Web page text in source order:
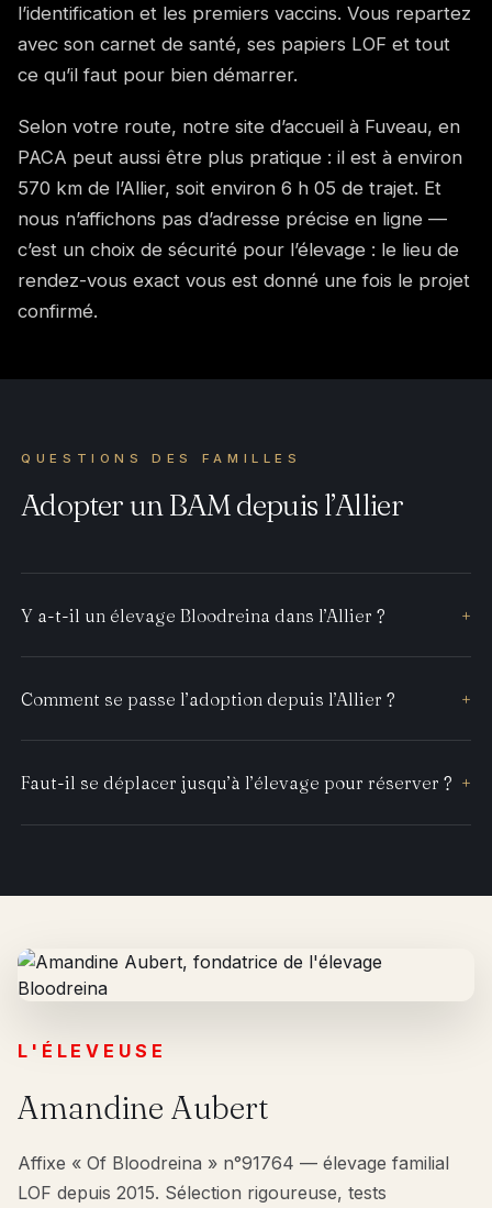
l’identification et les premiers vaccins. Vous repartez
avec son carnet de santé, ses papiers LOF et tout
ce qu’il faut pour bien démarrer.
Selon votre route, notre site d’accueil à Fuveau, en
PACA peut aussi être plus pratique : il est à environ
570 km de l’Allier, soit environ 6 h 05 de trajet. Et
nous n’affichons pas d’adresse précise en ligne —
c’est un choix de sécurité pour l’élevage : le lieu de
rendez-vous exact vous est donné une fois le projet
confirmé.
QUESTIONS DES FAMILLES
Adopter un BAM depuis l’Allier
Y a-t-il un élevage Bloodreina dans l’Allier ? +
Comment se passe l’adoption depuis l’Allier ? +
Faut-il se déplacer jusqu’à l’élevage pour réserver ? +
L'ÉLEVEUSE
Amandine Aubert
Affixe « Of Bloodreina » n°91764 — élevage familial
LOF depuis 2015. Sélection rigoureuse, tests